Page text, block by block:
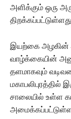
அளிக்கும் ஒரு
இயற்கை அழகின்
வாழ்க்கையின்
தளமாகவும்
மகாபலிபுரத்தில்
சாலையில் உள்ள